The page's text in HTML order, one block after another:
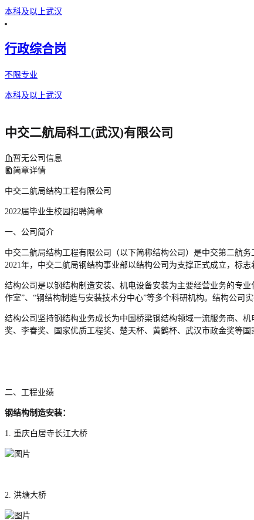
本科及以上武汉
行政综合岗
不限专业
本科及以上武汉
中交二航局科工(武汉)有限公司
暂无公司信息
简章详情
中交二航局结构工程有限公司
2022届毕业生校园招聘简章
一、公司简介
中交二航局结构工程有限公司（以下简称结构公司）是中交第二航
2021年，中交二航局钢结构事业部以结构公司为支撑正式成立，标志
结构公司是以钢结构制造安装、机电设备安装为主要经营业务的专
作室”、“钢结构制造与安装技术分中心”等多个科研机构。结构公司
结构公司坚持钢结构业务成长为中国桥梁钢结构领域一流服务商、
奖、李春奖、国家优质工程奖、楚天杯、黄鹤杯、武汉市政金奖等国
二、工程业绩
钢结构制造安装：
1. 重庆白居寺长江大桥
2. 洪塘大桥